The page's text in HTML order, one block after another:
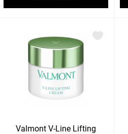
Valmont V-Line Lifting